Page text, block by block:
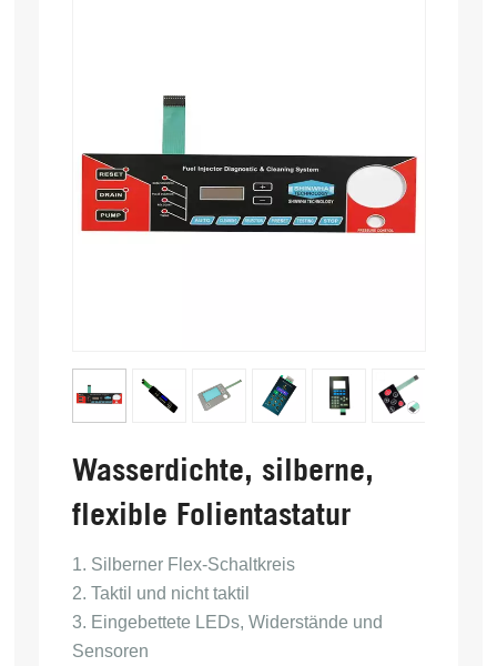
Wasserdichte, silberne,
flexible Folientastatur
1. Silberner Flex-Schaltkreis
2. Taktil und nicht taktil
3. Eingebettete LEDs, Widerstände und
Sensoren